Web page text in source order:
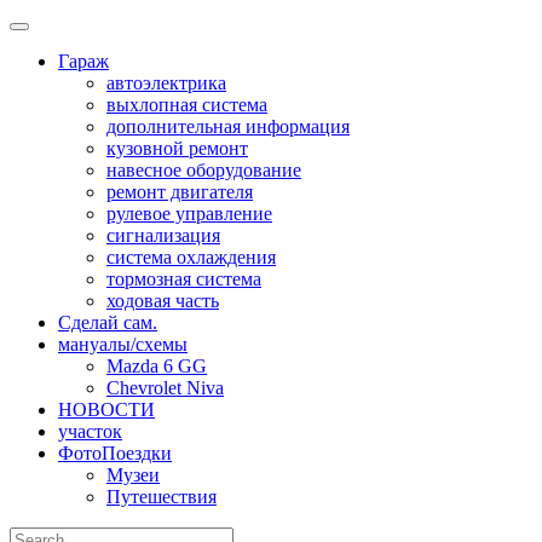
Skip
contentГараж
автоэлектрика
выхлопная система
дополнительная информация
кузовной ремонт
навесное оборудование
ремонт двигателя
рулевое управление
сигнализация
система охлаждения
тормозная система
ходовая часть
Сделай сам.
мануалы/схемы
Mazda 6 GG
Chevrolet Niva
НОВОСТИ
участок
ФотоПоездки
Музеи
Путешествия
Search